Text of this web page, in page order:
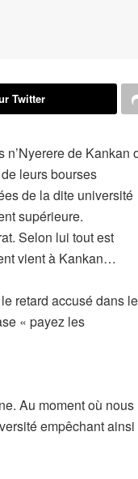
Twitter
de Kankan
leurs bourses
de la dite université
supérieure.
Selon lui tout est
vient à Kankan…
retard accusé dans le
« payez les
Au moment où nous
empêchant